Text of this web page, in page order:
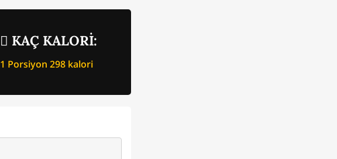
KAÇ KALORİ:
1 Porsiyon 298 kalori